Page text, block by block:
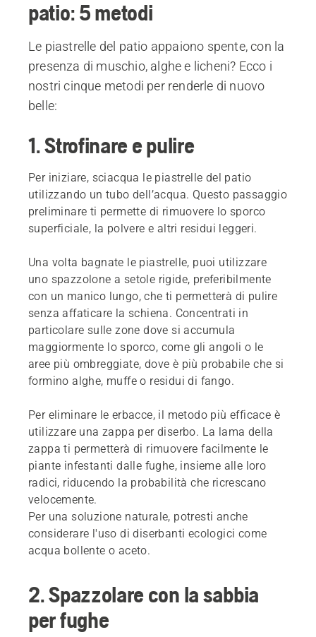
patio: 5 metodi
Le piastrelle del patio appaiono spente, con la
presenza di muschio, alghe e licheni? Ecco i
nostri cinque metodi per renderle di nuovo
belle:
1. Strofinare e pulire
Per iniziare, sciacqua le piastrelle del patio
utilizzando un tubo dell’acqua. Questo passaggio
preliminare ti permette di rimuovere lo sporco
superficiale, la polvere e altri residui leggeri.
Una volta bagnate le piastrelle, puoi utilizzare
uno spazzolone a setole rigide, preferibilmente
con un manico lungo, che ti permetterà di pulire
senza affaticare la schiena. Concentrati in
particolare sulle zone dove si accumula
maggiormente lo sporco, come gli angoli o le
aree più ombreggiate, dove è più probabile che si
formino alghe, muffe o residui di fango.
Per eliminare le erbacce, il metodo più efficace è
utilizzare una zappa per diserbo. La lama della
zappa ti permetterà di rimuovere facilmente le
piante infestanti dalle fughe, insieme alle loro
radici, riducendo la probabilità che ricrescano
velocemente.
Per una soluzione naturale, potresti anche
considerare l'uso di diserbanti ecologici come
acqua bollente o aceto.
2. Spazzolare con la sabbia
per fughe